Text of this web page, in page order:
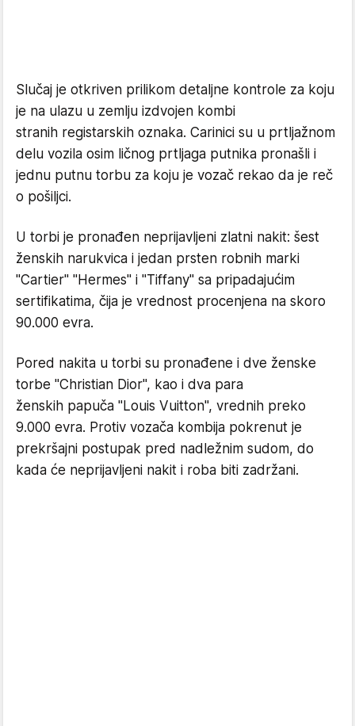
Slučaj je otkriven prilikom detaljne kontrole za koju
je na ulazu u zemlju izdvojen kombi
stranih registarskih oznaka. Carinici su u prtljažnom
delu vozila osim ličnog prtljaga putnika pronašli i
jednu putnu torbu za koju je vozač rekao da je reč
o pošiljci.
U torbi je pronađen neprijavljeni zlatni nakit: šest
ženskih narukvica i jedan prsten robnih marki
"Cartier" "Hermes" i "Tiffany" sa pripadajućim
sertifikatima, čija je vrednost procenjena na skoro
90.000 evra.
Pored nakita u torbi su pronađene i dve ženske
torbe "Christian Dior", kao i dva para
ženskih papuča "Louis Vuitton", vrednih preko
9.000 evra. Protiv vozača kombija pokrenut je
prekršajni postupak pred nadležnim sudom, do
kada će neprijavljeni nakit i roba biti zadržani.